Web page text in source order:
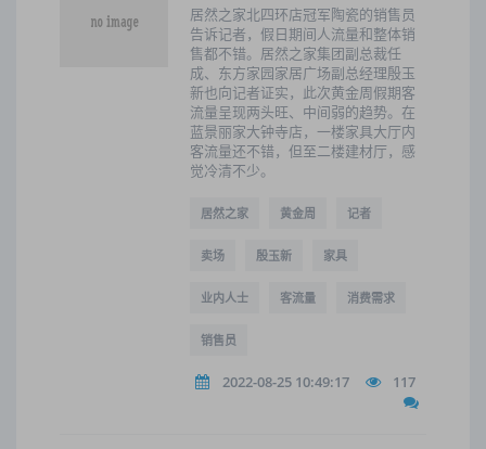
居然之家北四环店冠军陶瓷的销售员
告诉记者，假日期间人流量和整体销
售都不错。居然之家集团副总裁任
成、东方家园家居广场副总经理殷玉
新也向记者证实，此次黄金周假期客
流量呈现两头旺、中间弱的趋势。在
蓝景丽家大钟寺店，一楼家具大厅内
客流量还不错，但至二楼建材厅，感
觉冷清不少。
居然之家 黄金周 记者
卖场 殷玉新 家具
业内人士 客流量 消费需求
销售员
2022-08-25 10:49:17 117